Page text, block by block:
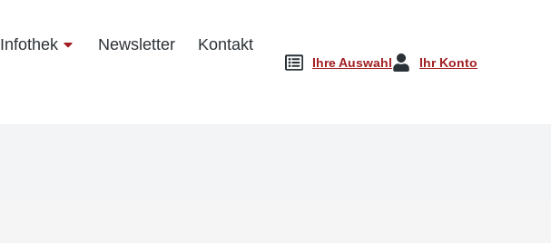
Infothek Newsletter Kontakt
Ihre Auswahl Ihr Konto